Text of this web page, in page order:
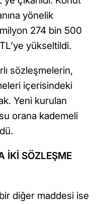
yönelik
274 bin 500
yükseltildi.
sözleşmelerin,
içerisindeki
Yeni kurulan
orana kademeli
İKİ SÖZLEŞME
diğer maddesi ise